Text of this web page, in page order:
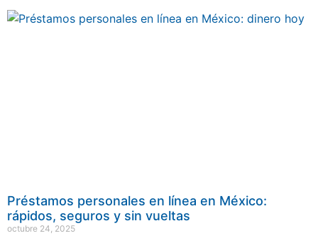
Préstamos personales en línea en México:
rápidos, seguros y sin vueltas
octubre 24, 2025